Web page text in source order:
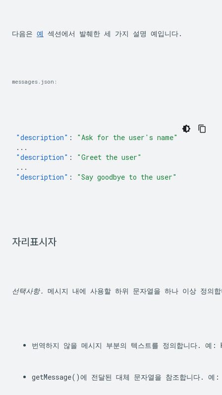
다음은 예 섹션에서 발췌한 세 가지 설명 예입니다.
messages.json:
"description" :
"Ask for the user's name"
...
"description" :
"Greet the user"
...
"description" : "Say goodbye to the user"
자리표시자
선택사항. 메시지 내에 사용할 하위 문자열을 하나 이상 정의
번역하지 않을 메시지 부분의 텍스트를 정의합니다. 예
getMessage()에 전달된 대체 문자열을 참조합니다.